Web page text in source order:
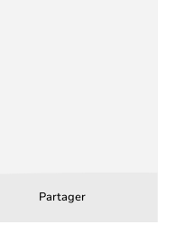
Partager